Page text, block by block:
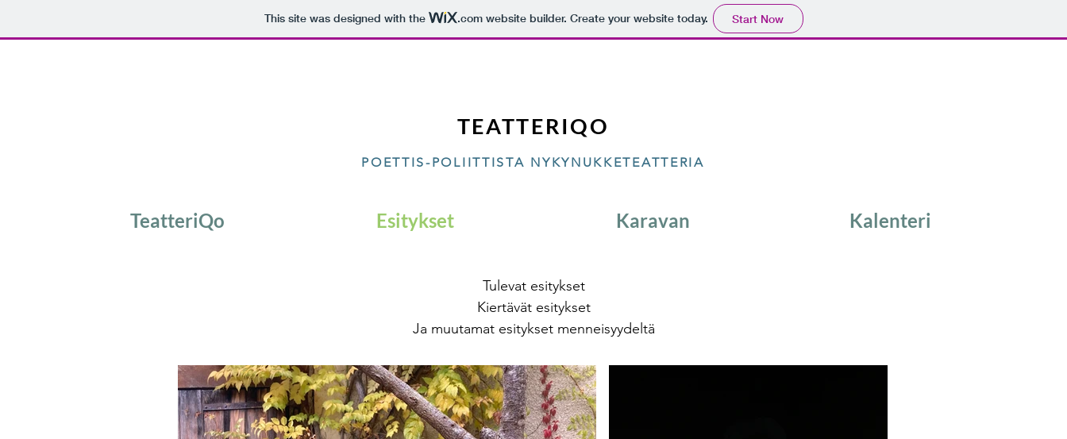
This site was designed with the .comwebsite builder. Create your website today. Start Now
TEATTERIQO
POETTIS-POLIITTISTA NYKYNUKKETEATTERIA
TeatteriQo Esitykset Karavan Kalenteri
Tulevat esitykset
Kiertävät esitykset
Ja muutamat esitykset menneisyydeltä